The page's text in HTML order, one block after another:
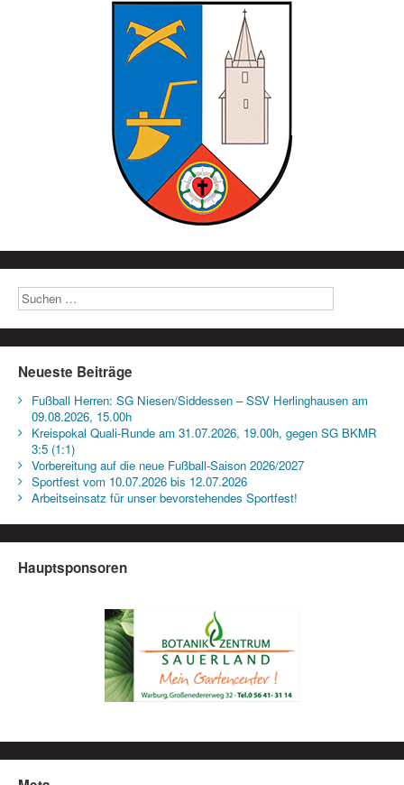
Neueste Beiträge
Fußball Herren: SG Niesen/Siddessen – SSV Herlinghausen am
09.08.2026, 15.00h
Kreispokal Quali-Runde am 31.07.2026, 19.00h, gegen SG BKMR
3:5 (1:1)
Vorbereitung auf die neue Fußball-Saison 2026/2027
Sportfest vom 10.07.2026 bis 12.07.2026
Arbeitseinsatz für unser bevorstehendes Sportfest!
Hauptsponsoren